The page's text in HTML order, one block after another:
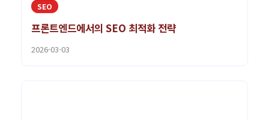
SEO
프론트엔드에서의 SEO 최적화 전략
2026-03-03